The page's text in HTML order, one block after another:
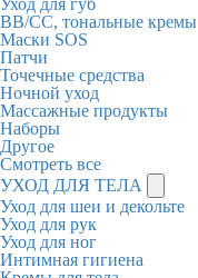
Уход для губ
BB/CC, тональные кремы
Маски SOS
Патчи
Точечные средства
Ночной уход
Массажные продукты
Наборы
Другое
Смотреть все
УХОД ДЛЯ ТЕЛА
Уход для шеи и декольте
Уход для рук
Уход для ног
Интимная гигиена